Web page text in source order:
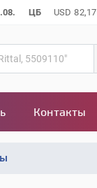
ЦБ USD 82,17
Контакты